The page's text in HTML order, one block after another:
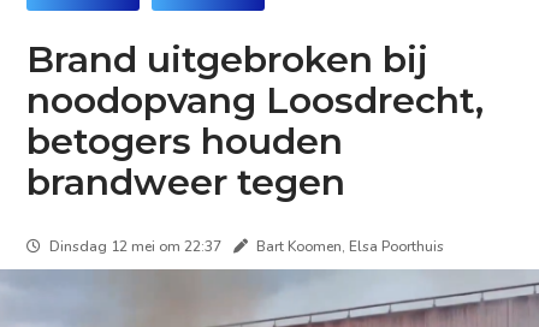
Brand uitgebroken bij
noodopvang Loosdrecht,
betogers houden
brandweer tegen
Dinsdag 12 mei om 22:37 Bart Koomen, Elsa Poorthuis